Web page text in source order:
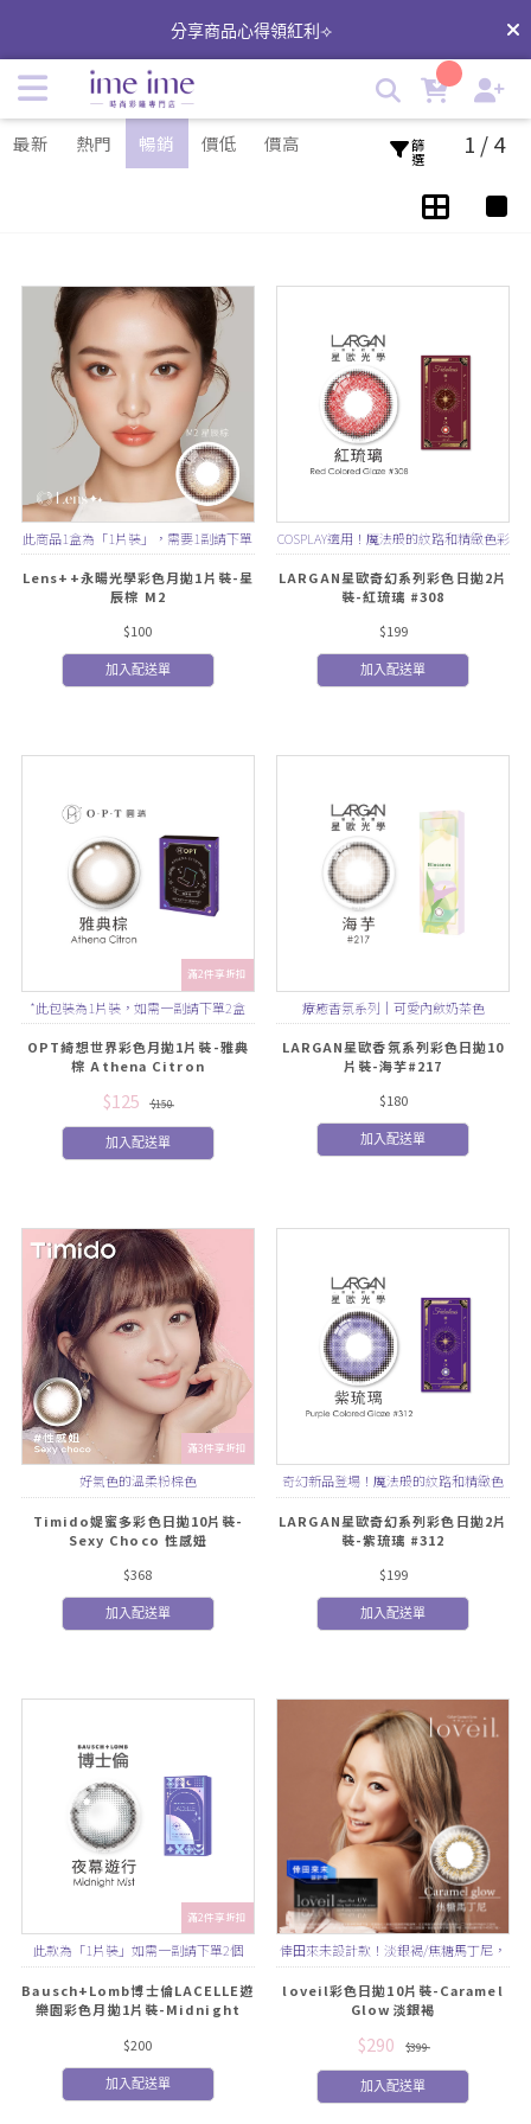
店
分享商品心得領紅利⟢
最新 熱門 暢銷 價低 價高 篩選 1 / 4
此商品1盒為「1片裝」，需要1副請下單
2盒
Lens++永暘光學彩色月拋1片裝-星
辰棕 M2
$100
加入配送單
COSPLAY適用！魔法般的紋路和精緻色彩
LARGAN星歐奇幻系列彩色日拋2片
裝-紅琉璃 #308
$199
加入配送單
滿2件享折扣
*此包裝為1片裝，如需一副請下單2盒
OPT綺想世界彩色月拋1片裝-雅典
棕 Athena Citron
$125 $150
加入配送單
療癒香氛系列｜可愛內斂奶茶色
LARGAN星歐香氛系列彩色日拋10
片裝-海芋#217
$180
加入配送單
滿3件享折扣
好氣色的溫柔粉棕色
Timido媞蜜多彩色日拋10片裝-
Sexy Choco 性感妞
$368
加入配送單
奇幻新品登場！魔法般的紋路和精緻色
彩
LARGAN星歐奇幻系列彩色日拋2片
裝-紫琉璃 #312
$199
加入配送單
滿2件享折扣
此款為「1片裝」如需一副請下單2個
Bausch+Lomb博士倫LACELLE遊
樂園彩色月拋1片裝-Midnight
$200
加入配送單
倖田來未設計款！淡銀褐/焦糖馬丁尼，
自然融瞳焦糖色 精緻混血感
loveil彩色日拋10片裝-Caramel
Glow淡銀褐
$290 $399
加入配送單